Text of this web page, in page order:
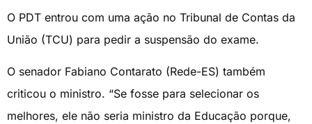
O PDT entrou com uma ação no Tribunal de Contas da
União (TCU) para pedir a suspensão do exame.
O senador Fabiano Contarato (Rede-ES) também
criticou o ministro. “Se fosse para selecionar os
melhores, ele não seria ministro da Educação porque,